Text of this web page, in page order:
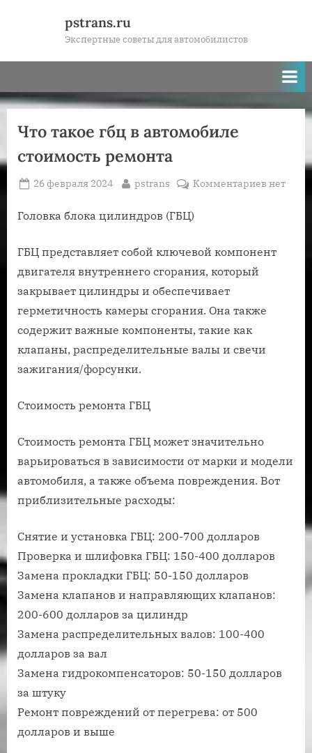
pstrans.ru
Экспертные советы для автомобилистов
Что такое гбц в автомобиле
стоимость ремонта
Posted
26 февраля 2024 By
pstrans Комментариевк
ремонта
нет
Головка блока цилиндров (ГБЦ)
ГБЦ представляет собой ключевой компонент
двигателя внутреннего сгорания, который
закрывает цилиндры и обеспечивает
герметичность камеры сгорания. Она также
содержит важные компоненты, такие как
клапаны, распределительные валы и свечи
зажигания/форсунки.
Стоимость ремонта ГБЦ
Стоимость ремонта ГБЦ может значительно
варьироваться в зависимости от марки и модели
автомобиля, а также объема повреждения. Вот
приблизительные расходы:
Снятие и установка ГБЦ: 200-700 долларов
Проверка и шлифовка ГБЦ: 150-400 долларов
Замена прокладки ГБЦ: 50-150 долларов
Замена клапанов и направляющих клапанов:
200-600 долларов за цилиндр
Замена распределительных валов: 100-400
долларов за вал
Замена гидрокомпенсаторов: 50-150 долларов
за штуку
Ремонт повреждений от перегрева: от 500
долларов и выше